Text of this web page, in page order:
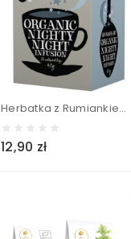
Herbatka z Rumiankiem i Melisą (NIGHTY NIGHT) BIO (20 x 2 g) - CLIPPER 40 g
12,90 zł